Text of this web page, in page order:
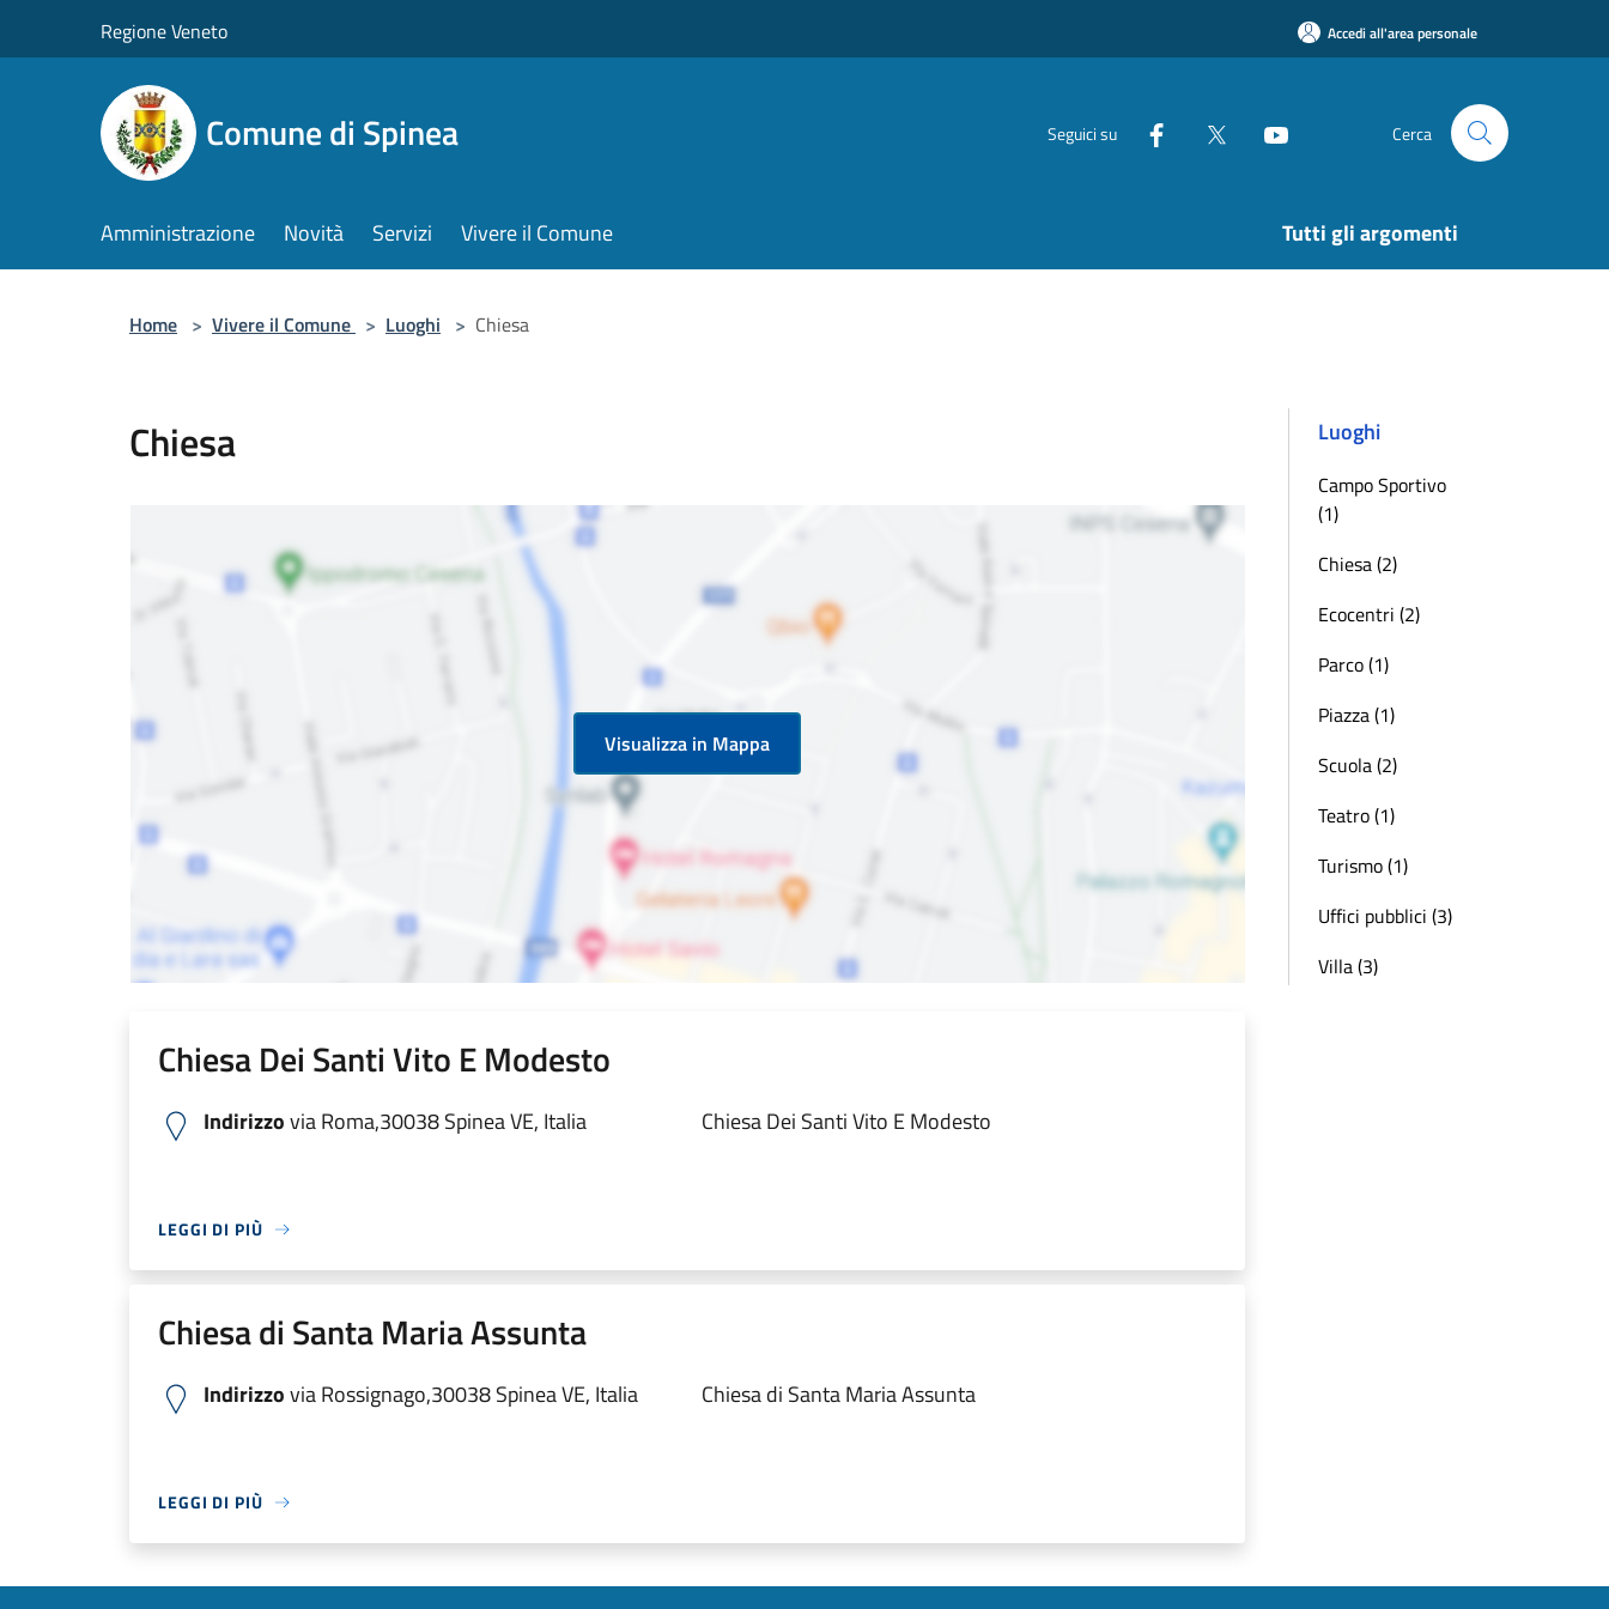
Regione Veneto Accedi all'area personale
Comune di Spinea Seguici su Cerca
Amministrazione Novità Servizi Vivere il Comune Tutti gli argomenti
Home > Vivere il Comune > Luoghi > Chiesa
Chiesa
Visualizza in Mappa
Chiesa Dei Santi Vito E Modesto
Indirizzovia Roma,30038 Spinea VE, Italia Chiesa Dei Santi Vito E Modesto
LEGGI DI PIÙ
Chiesa di Santa Maria Assunta
Indirizzovia Rossignago,30038 Spinea VE, Italia Chiesa di Santa Maria Assunta
LEGGI DI PIÙ
Luoghi
Campo Sportivo
(1)
Chiesa (2)
Ecocentri (2)
Parco (1)
Piazza (1)
Scuola (2)
Teatro (1)
Turismo (1)
Uffici pubblici (3)
Villa (3)